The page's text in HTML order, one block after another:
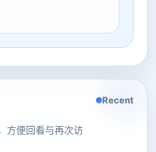
方便回看与再次访
Recent